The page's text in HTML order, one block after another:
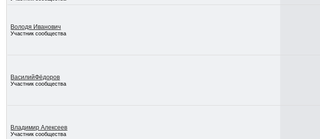
Володя Иванович
Участник сообщества
ВасилийФёдоров
Участник сообщества
Владимир Алексеев
Участник сообщества